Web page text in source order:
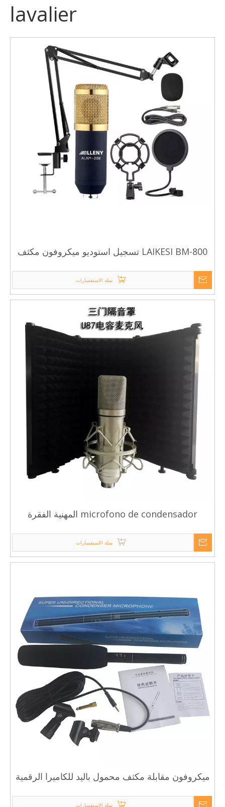
lavalier
LAIKESI BM-800 تسجيل استوديو ميكروفون مكثف
سلة الاستفسارات
microfono de condensador المهنية الفقرة
سلة الاستفسارات
ميكروفون مقابلة مكثف محمول باليد للكاميرا الرقمية
سلة الاستفسارات